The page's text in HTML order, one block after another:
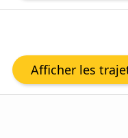
Afficher les